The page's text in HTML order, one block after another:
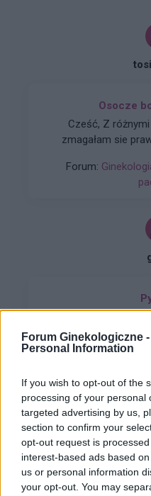
Forum Ginekologiczne -
Personal Information
If you wish to opt-out of the
processing of your personal
targeted advertising by us,
section to confirm your
opt-out request is
interest-based ads based
us or personal information
your opt-out. You may
Osocze
Cześć, Z
zmagałam sie
problem pozostał,
mam
chciałaby
bogatoplytkowe w
nim wiecej sie
Forum:
antykoncepcyjny
powinnam usunąć
stosunek z
tabletki”dzień po”
mam kolejnego
w sobotę. powinnam
włożyć nowy krążek
to